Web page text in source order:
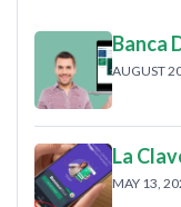
Banca
AUGUST
La
MAY 13,